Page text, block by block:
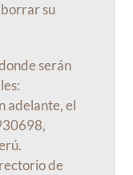
su
serán
adelante, el
de